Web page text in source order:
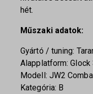
hét.
Műszaki adatok:
Gyártó / tuning:
Alapplatform: Glock
Modell: JW2
Kategória: B